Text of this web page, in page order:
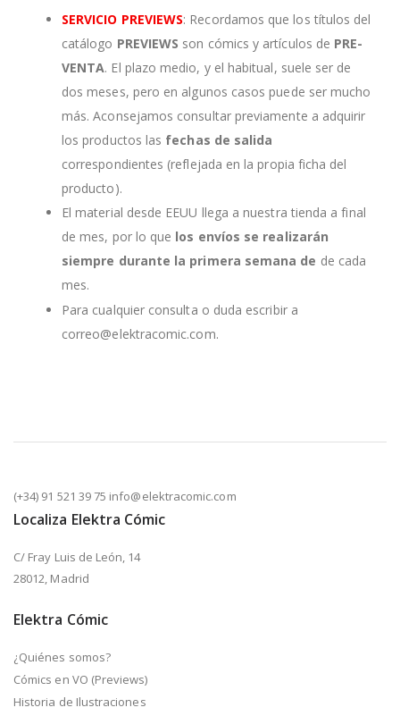
SERVICIO PREVIEWS: Recordamos que los títulos del
catálogo PREVIEWS son cómics y artículos de PRE-
VENTA. El plazo medio, y el habitual, suele ser de
dos meses, pero en algunos casos puede ser mucho
más. Aconsejamos consultar previamente a adquirir
los productos las fechas de salida
correspondientes (reflejada en la propia ficha del
producto).
El material desde EEUU llega a nuestra tienda a final
de mes, por lo que los envíos se realizarán
siempre durante la primera semana de de cada
mes.
Para cualquier consulta o duda escribir a
correo@elektracomic.com.
(+34) 91 521 39 75 info@elektracomic.com
Localiza Elektra Cómic
C/ Fray Luis de León, 14
28012, Madrid
Elektra Cómic
¿Quiénes somos?
Cómics en VO (Previews)
Historia de Ilustraciones